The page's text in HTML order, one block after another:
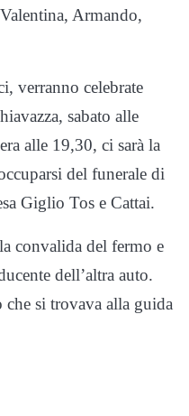
Armando,
verranno celebrate
sabato alle
alle 19,30, ci sarà la
del funerale di
Giglio Tos e Cattai.
convalida del fermo e
dell’altra auto.
si trovava alla guida